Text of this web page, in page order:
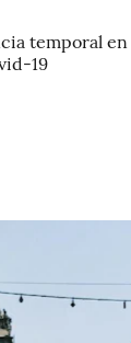
temporal
19